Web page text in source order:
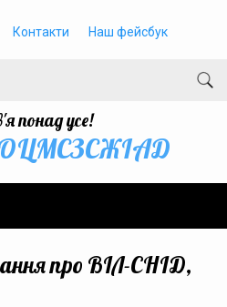
Контакти Наш фейсбук
понад усе!
про ВІЛ-СНІД,